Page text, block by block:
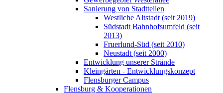
Sanierung von Stadtteilen
Westliche Altstadt (seit 2019)
Südstadt Bahnhofsumfeld (seit
2013)
Fruerlund-Süd (seit 2010)
Neustadt (seit 2000)
Entwicklung unserer Strände
Kleingärten - Entwicklungskonzept
Flensburger Campus
Flensburg & Kooperationen